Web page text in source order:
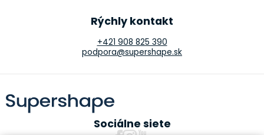
Rýchly kontakt
+421 908 825 390
podpora@supershape.sk
Sociálne siete